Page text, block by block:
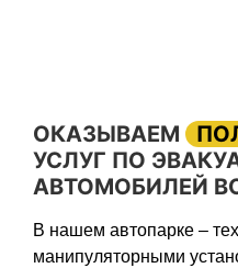
ОКАЗЫВАЕМ
УСЛУГ ПО
АВТОМОБИЛЕЙ
В нашем автопарке –
манипуляторными